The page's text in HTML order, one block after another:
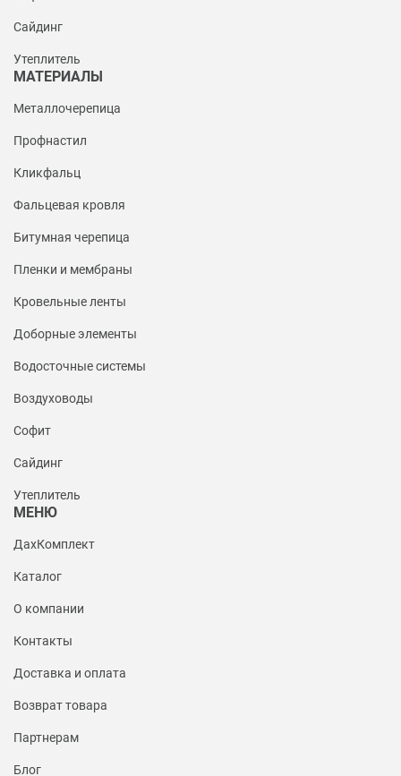
Сайдинг
Утеплитель
МАТЕРИАЛЫ
Металлочерепица
Профнастил
Кликфальц
Фальцевая кровля
Битумная черепица
Пленки и мембраны
Кровельные ленты
Доборные элементы
Водосточные системы
Воздуховоды
Софит
Сайдинг
Утеплитель
МЕНЮ
ДахКомплект
Каталог
О компании
Контакты
Доставка и оплата
Возврат товара
Партнерам
Блог